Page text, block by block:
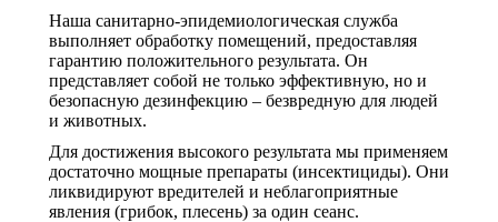
Наша санитарно-эпидемиологическая служба
выполняет обработку помещений, предоставляя
гарантию положительного результата. Он
представляет собой не только эффективную, но и
безопасную дезинфекцию – безвредную для людей
и животных.
Для достижения высокого результата мы применяем
достаточно мощные препараты (инсектициды). Они
ликвидируют вредителей и неблагоприятные
явления (грибок, плесень) за один сеанс.